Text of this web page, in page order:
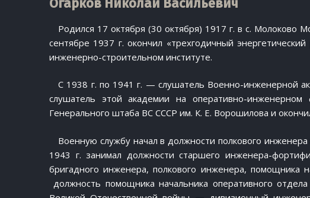
Огарков Николай Васильевич
Родился 17 октября (30 октября) 1917 г. в с. Молоково
сентябре 1937 г. окончил «трехгодичный
инженерно-строительном институте.
С 1938 г. по 1941 г. — слушатель Военно-инженерной
слушатель этой академии на оперативно-
Генерального штаба ВС СССР им. К. Е. Ворошилова и
Военную службу начал в должности полкового
1943 г. занимал должности старшего инженера-
бригадного инженера, полкового инженера,
должность помощника начальника оперативного